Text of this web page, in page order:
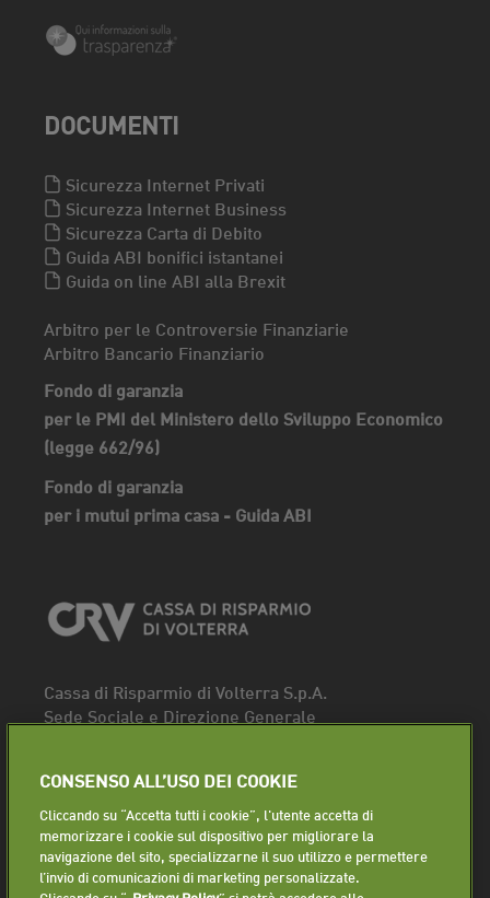
DOCUMENTI
Sicurezza Internet Privati
Sicurezza Internet Business
Sicurezza Carta di Debito
Guida ABI bonifici istantanei
Guida on line ABI alla Brexit
Arbitro per le Controversie Finanziarie
Arbitro Bancario Finanziario
Fondo di garanzia
per le PMI del Ministero dello Sviluppo Economico
(legge 662/96)
Fondo di garanzia
per i mutui prima casa - Guida ABI
Cassa di Risparmio di Volterra S.p.A.
Sede Sociale e Direzione Generale
Fax. 0588 86940
Segui la pagina
Lavora con noi
CONSENSO ALL’USO DEI COOKIE
Cliccando su “Accetta tutti i cookie”, l'utente accetta di
memorizzare i cookie sul dispositivo per migliorare la
navigazione del sito, specializzarne il suo utilizzo e permettere
l’invio di comunicazioni di marketing personalizzate.